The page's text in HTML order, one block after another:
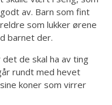
av. Barn som fint
som lukker ørene
barnet der.
de skal ha av ting
rundt med hevet
koner som virrer